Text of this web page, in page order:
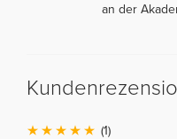
an der
(1)